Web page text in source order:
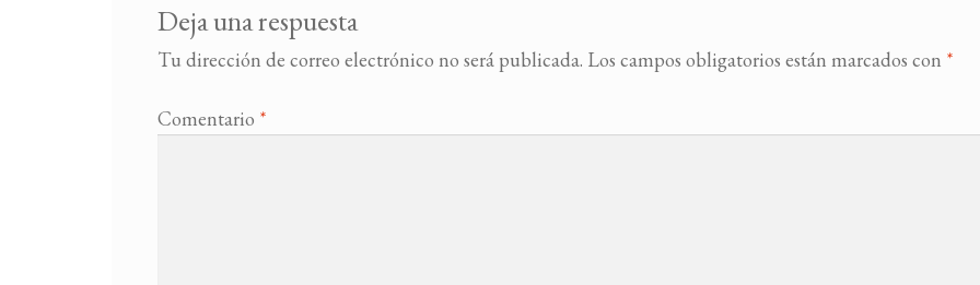
Deja una respuesta
Tu dirección de correo electrónico no será publicada. Los campos obligatorios están marcados con *
Comentario *